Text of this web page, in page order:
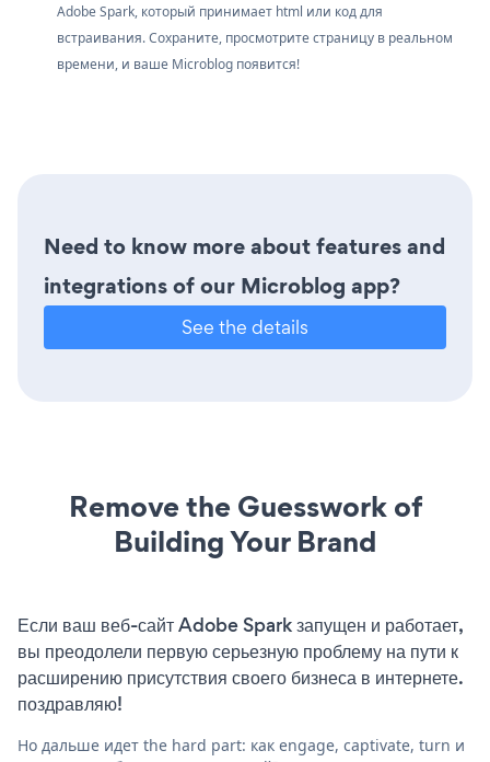
Adobe Spark, который принимает html или код для
встраивания. Сохраните, просмотрите страницу в реальном
времени, и ваше Microblog появится!
Need to know more about features and
integrations of our Microblog app?
See the details
Remove the Guesswork of
Building Your Brand
Если ваш веб-сайт Adobe Spark запущен и работает,
вы преодолели первую серьезную проблему на пути к
расширению присутствия своего бизнеса в интернете.
поздравляю!
Но дальше идет the hard part: как engage, captivate, turn и